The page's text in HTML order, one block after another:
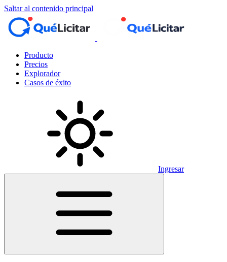
Saltar al contenido principal
Producto
Precios
Explorador
Casos de éxito
Ingresar